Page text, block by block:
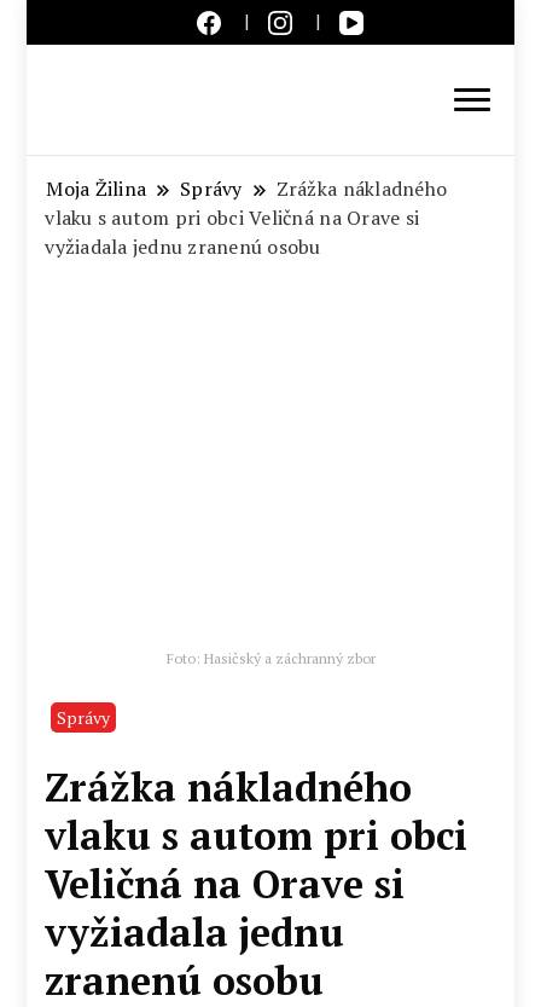
Slovensko
Moja Žilina Správy
Zrážka nákladného
vlaku s autom pri obci Veličná na Orave si
vyžiadala jednu zranenú osobu
Foto: Hasičský a záchranný zbor
Správy
Zrážka nákladného
vlaku s autom pri obci
Veličná na Orave si
vyžiadala jednu
zranenú osobu